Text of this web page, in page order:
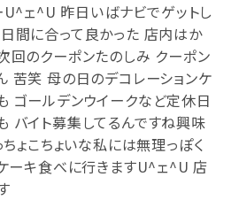
ェ^U 昨日いばナビでゲットし
間に合って良かった 店内はか
回のクーポンたのしみ クーポン
苦笑 母の日のデコレーションケ
ゴールデンウイークなど定休日
バイト募集してるんですね興味
ちょこちょいな私には無理っぽく
ケーキ食べに行きますU^ェ^U 店